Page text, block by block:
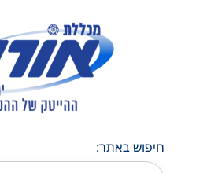
חיפוש באתר: